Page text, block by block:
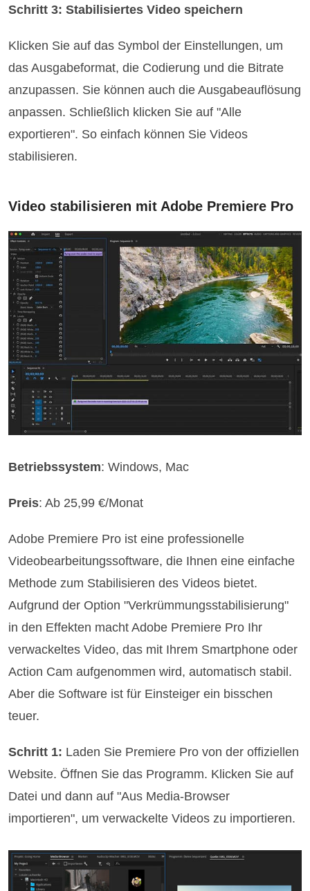
Schritt 3: Stabilisiertes Video speichern
Klicken Sie auf das Symbol der Einstellungen, um
das Ausgabeformat, die Codierung und die Bitrate
anzupassen. Sie können auch die Ausgabeauflösung
anpassen. Schließlich klicken Sie auf "Alle
exportieren". So einfach können Sie Videos
stabilisieren.
Video stabilisieren mit Adobe Premiere Pro
Betriebssystem: Windows, Mac
Preis: Ab 25,99 €/Monat
Adobe Premiere Pro ist eine professionelle
Videobearbeitungssoftware, die Ihnen eine einfache
Methode zum Stabilisieren des Videos bietet.
Aufgrund der Option "Verkrümmungsstabilisierung"
in den Effekten macht Adobe Premiere Pro Ihr
verwackeltes Video, das mit Ihrem Smartphone oder
Action Cam aufgenommen wird, automatisch stabil.
Aber die Software ist für Einsteiger ein bisschen
teuer.
Schritt 1: Laden Sie Premiere Pro von der offiziellen
Website. Öffnen Sie das Programm. Klicken Sie auf
Datei und dann auf "Aus Media-Browser
importieren", um verwackelte Videos zu importieren.